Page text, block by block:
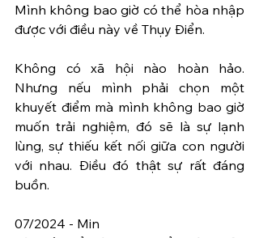
Mình không bao giờ có thể hòa nhập
được với điều này về Thụy Điển.
Không có xã hội nào hoàn hảo.
Nhưng nếu mình phải chọn một
khuyết điểm mà mình không bao giờ
muốn trải nghiệm, đó sẽ là sự lạnh
lùng, sự thiếu kết nối giữa con người
với nhau. Điều đó thật sự rất đáng
buồn.
07/2024 - Min